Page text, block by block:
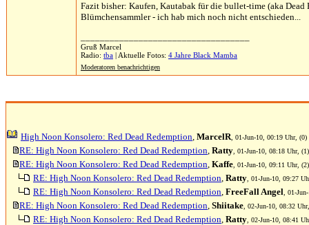
Fazit bisher: Kaufen, Kautabak für die bullet-time (aka
Blümchensammler - ich hab mich noch nicht entschieden...
Gruß Marcel
Radio: tba | Aktuelle Fotos: 4 Jahre Black Mamba
Moderatoren benachrichtigen
High Noon Konsolero: Red Dead Redemption, MarcelR , 01-Jun-10, 00:19 Uhr, (0)
RE: High Noon Konsolero: Red Dead Redemption, Ratty , 01-Jun-10, 08:18 Uhr, (1)
RE: High Noon Konsolero: Red Dead Redemption, Kaffe , 01-Jun-10, 09:11 Uhr, (2)
RE: High Noon Konsolero: Red Dead Redemption, Ratty , 01-Jun-10, 09:27
RE: High Noon Konsolero: Red Dead Redemption, FreeFall Angel , 01-
RE: High Noon Konsolero: Red Dead Redemption, Shiitake , 02-Jun-10, 08:32
RE: High Noon Konsolero: Red Dead Redemption, Ratty , 02-Jun-10, 08:41